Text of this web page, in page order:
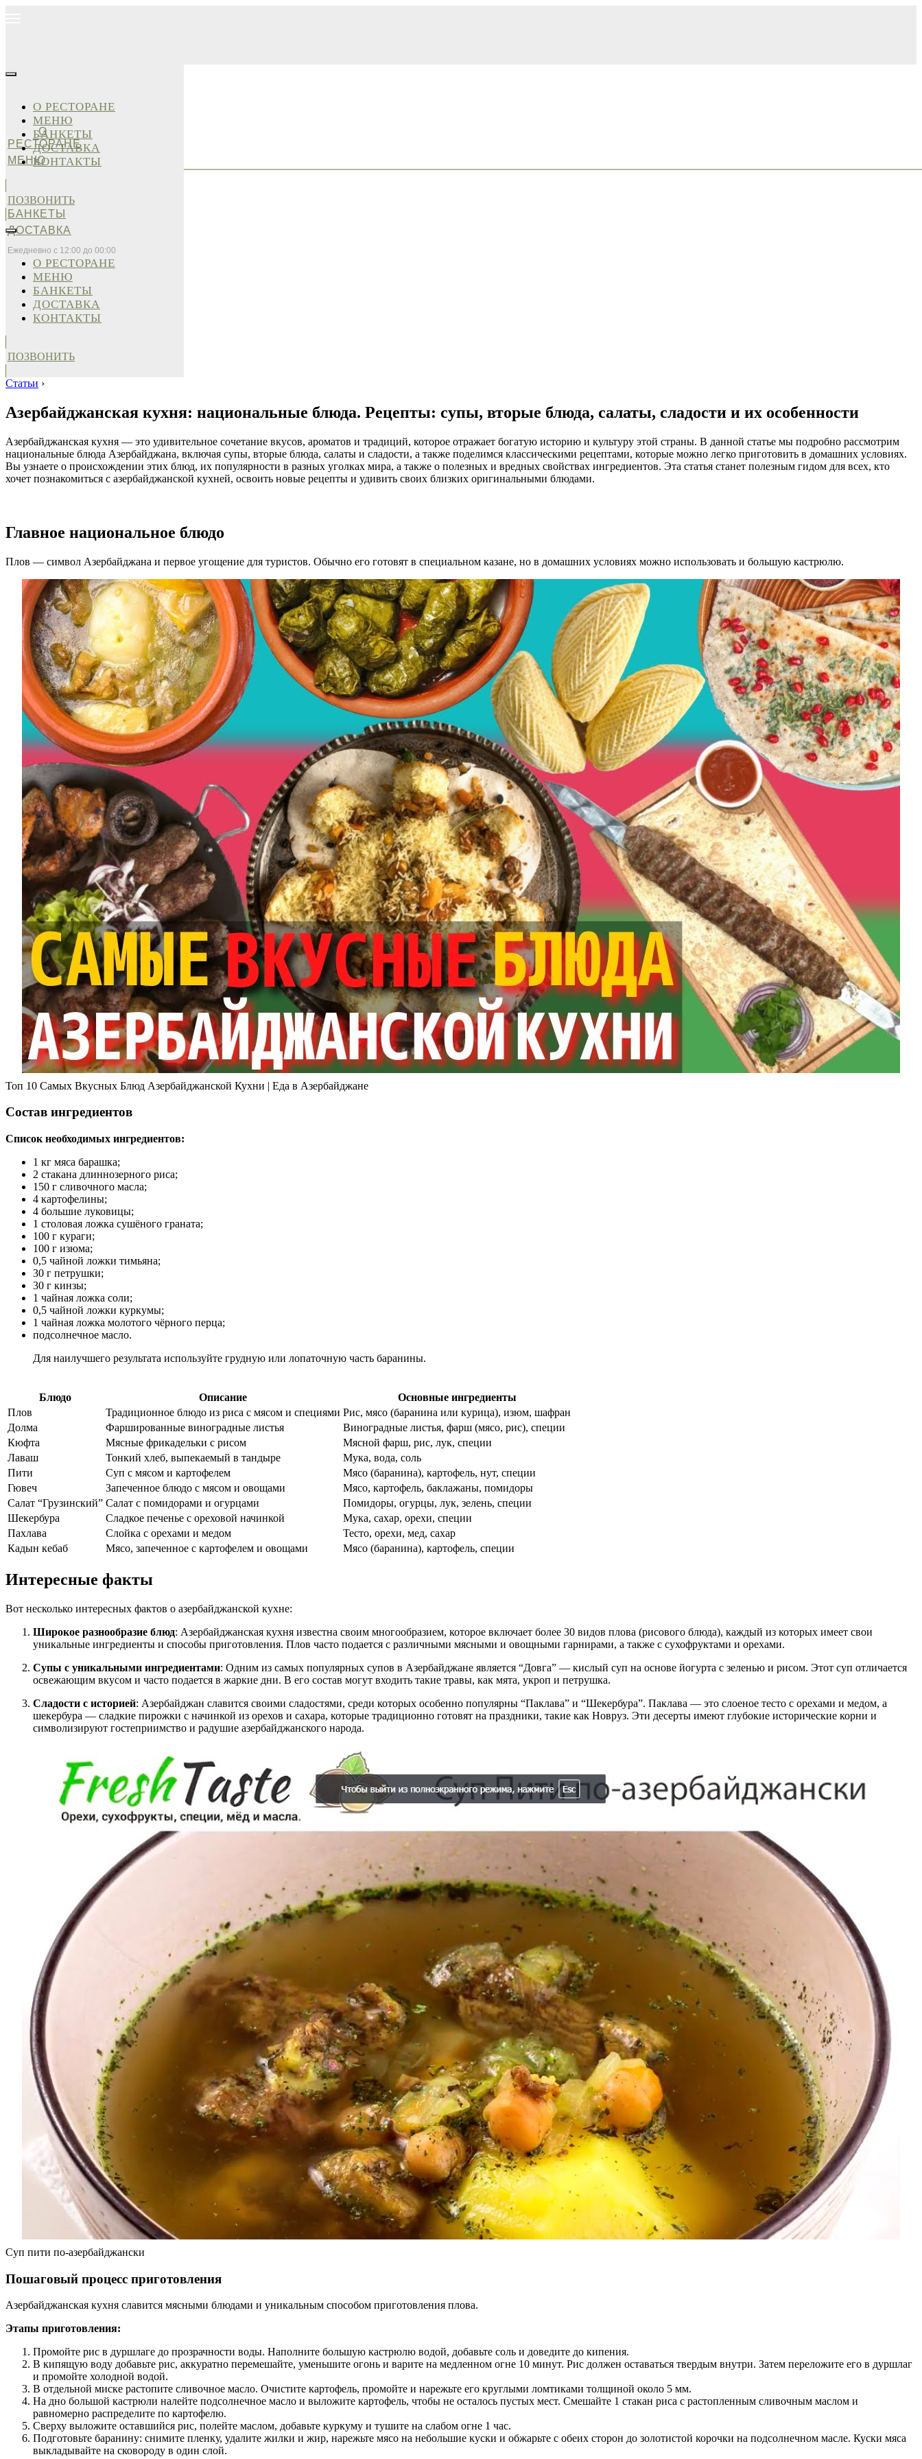
О
РЕСТОРАНЕ
МЕНЮ
БАНКЕТЫ
ДОСТАВКА
Ежедневно с 12:00 до 00:00
О РЕСТОРАНЕ
МЕНЮ
БАНКЕТЫ
ДОСТАВКА
КОНТАКТЫ
ПОЗВОНИТЬ
О РЕСТОРАНЕ
МЕНЮ
БАНКЕТЫ
ДОСТАВКА
КОНТАКТЫ
ПОЗВОНИТЬ
Статьи ›
Азербайджанская кухня: национальные блюда. Рецепты: супы, вторые блюда, салаты, сладости и их особенности
Азербайджанская кухня — это удивительное сочетание вкусов, ароматов и традиций, которое отражает богатую историю и культуру этой страны. В данной статье мы подробно рассмотрим
национальные блюда Азербайджана, включая супы, вторые блюда, салаты и сладости, а также поделимся классическими рецептами, которые можно легко приготовить в домашних условиях.
Вы узнаете о происхождении этих блюд, их популярности в разных уголках мира, а также о полезных и вредных свойствах ингредиентов. Эта статья станет полезным гидом для всех, кто
хочет познакомиться с азербайджанской кухней, освоить новые рецепты и удивить своих близких оригинальными блюдами.
Главное национальное блюдо
Плов — символ Азербайджана и первое угощение для туристов. Обычно его готовят в специальном казане, но в домашних условиях можно использовать и большую кастрюлю.
Топ 10 Самых Вкусных Блюд Азербайджанской Кухни | Еда в Азербайджане
Состав ингредиентов
Список необходимых ингредиентов:
1 кг мяса барашка;
2 стакана длиннозерного риса;
150 г сливочного масла;
4 картофелины;
4 большие луковицы;
1 столовая ложка сушёного граната;
100 г кураги;
100 г изюма;
0,5 чайной ложки тимьяна;
30 г петрушки;
30 г кинзы;
1 чайная ложка соли;
0,5 чайной ложки куркумы;
1 чайная ложка молотого чёрного перца;
подсолнечное масло.
Для наилучшего результата используйте грудную или лопаточную часть баранины.
Блюдо Описание
Основные ингредиенты
Плов
Традиционное блюдо из риса с мясом и специями Рис, мясо (баранина или курица), изюм, шафран
Долма
Фаршированные виноградные листья
Виноградные листья, фарш (мясо, рис), специи
Кюфта
Мясные фрикадельки с рисом
Мясной фарш, рис, лук, специи
Лаваш
Тонкий хлеб, выпекаемый в тандыре
Мука, вода, соль
Пити
Суп с мясом и картофелем
Мясо (баранина), картофель, нут, специи
Гювеч
Запеченное блюдо с мясом и овощами
Мясо, картофель, баклажаны, помидоры
Салат “Грузинский” Салат с помидорами и огурцами
Помидоры, огурцы, лук, зелень, специи
Шекербура
Сладкое печенье с ореховой начинкой
Мука, сахар, орехи, специи
Пахлава
Слойка с орехами и медом
Тесто, орехи, мед, сахар
Кадын кебаб
Мясо, запеченное с картофелем и овощами Мясо (баранина), картофель, специи
Интересные факты
Вот несколько интересных фактов о азербайджанской кухне:
Широкое разнообразие блюд: Азербайджанская кухня известна своим многообразием, которое включает более 30 видов плова (рисового блюда), каждый из которых имеет свои
уникальные ингредиенты и способы приготовления. Плов часто подается с различными мясными и овощными гарнирами, а также с сухофруктами и орехами.
Супы с уникальными ингредиентами: Одним из самых популярных супов в Азербайджане является “Довга” — кислый суп на основе йогурта с зеленью и рисом. Этот суп отличается
освежающим вкусом и часто подается в жаркие дни. В его состав могут входить такие травы, как мята, укроп и петрушка.
Сладости с историей: Азербайджан славится своими сладостями, среди которых особенно популярны “Паклава” и “Шекербура”. Паклава — это слоеное тесто с орехами и медом, а
шекербура — сладкие пирожки с начинкой из орехов и сахара, которые традиционно готовят на праздники, такие как Новруз. Эти десерты имеют глубокие исторические корни и
символизируют гостеприимство и радушие азербайджанского народа.
Суп пити по-азербайджански
Пошаговый процесс приготовления
Азербайджанская кухня славится мясными блюдами и уникальным способом приготовления плова.
Этапы приготовления:
Промойте рис в дуршлаге до прозрачности воды. Наполните большую кастрюлю водой, добавьте соль и доведите до кипения.
В кипящую воду добавьте рис, аккуратно перемешайте, уменьшите огонь и варите на медленном огне 10 минут. Рис должен оставаться твердым внутри. Затем переложите его в дуршлаг
и промойте холодной водой.
В отдельной миске растопите сливочное масло. Очистите картофель, промойте и нарежьте его круглыми ломтиками толщиной около 5 мм.
На дно большой кастрюли налейте подсолнечное масло и выложите картофель, чтобы не осталось пустых мест. Смешайте 1 стакан риса с растопленным сливочным маслом и
равномерно распределите по картофелю.
Сверху выложите оставшийся рис, полейте маслом, добавьте куркуму и тушите на слабом огне 1 час.
Подготовьте баранину: снимите пленку, удалите жилки и жир, нарежьте мясо на небольшие куски и обжарьте с обеих сторон до золотистой корочки на подсолнечном масле. Куски мяса
выкладывайте на сковороду в один слой.